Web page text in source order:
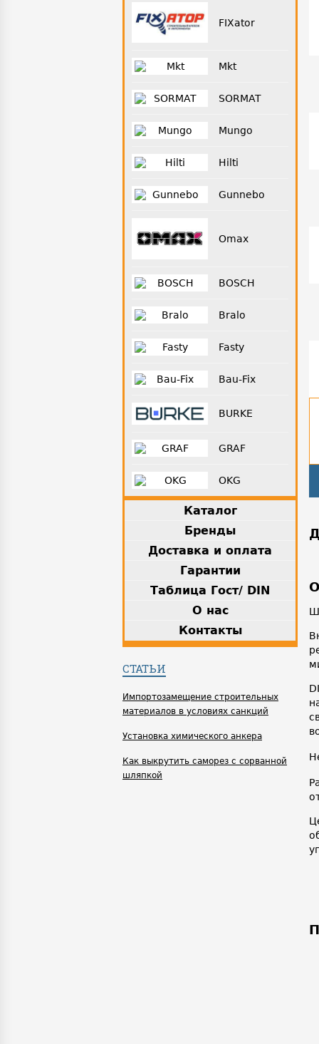
FIXator
Mkt
SORMAT
Mungo
Hilti
Gunnebo
Omax
BOSCH
Bralo
Fasty
Bau-Fix
BURKE
GRAF
OKG
Каталог
Бренды
Доставка и оплата
Гарантии
Таблица Гост/ DIN
О нас
Контакты
СТАТЬИ
Импортозамещение строительных
материалов в условиях санкций
Установка химического анкера
Как выкрутить саморез с сорванной
шляпкой